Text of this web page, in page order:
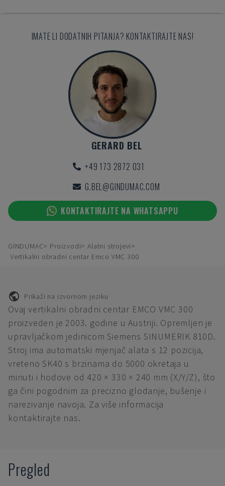
IMATE LI DODATNIH PITANJA? KONTAKTIRAJTE NAS!
GERARD BEL
+49 173 2872 031
G.BEL@GINDUMAC.COM
KONTAKTIRAJTE NA WHATSAPPU
GINDUMAC Proizvodi
Alatni strojevi
Vertikalni obradni centar Emco VMC 300
Prikaži na izvornom jeziku
Ovaj vertikalni obradni centar EMCO VMC 300
proizveden je 2003. godine u Austriji. Opremljen je
upravljačkom jedinicom Siemens SINUMERIK 810D.
Stroj ima automatski mjenjač alata s 12 pozicija,
vreteno SK40 s brzinama do 5000 okretaja u
minuti i hodove od 420 × 330 × 240 mm (X/Y/Z), što
ga čini pogodnim za precizno glodanje, bušenje i
narezivanje navoja. Za više informacija
kontaktirajte nas.
Pregled